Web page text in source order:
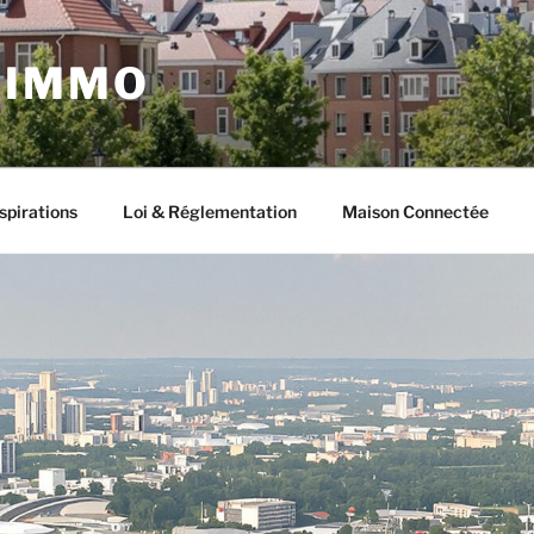
IMMO
Loi & Réglementation Maison Connectée